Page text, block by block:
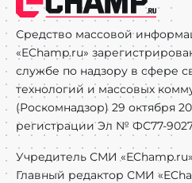
Средство массовой
«EChamp.ru»
службе по надзору в сфере
технологий и массовых
(Роскомнадзор) 29 октября
регистрации Эл № ФС77-
Учредитель СМИ
Главный редактор СМИ